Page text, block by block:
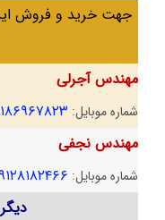
جهت خرید و فروش
مهندس آجرلی
شماره موبایل:
مهندس نجفی
شماره موبایل: